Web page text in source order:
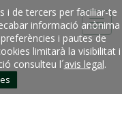
i de tercers per faciliar-te
informació anònima
i pautes de
limitarà la visibilitat i
consulteu l´avis legal.